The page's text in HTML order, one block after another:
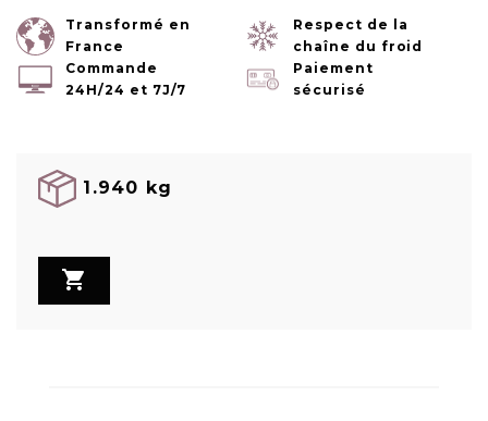
Transformé en
France
Respect de la
chaîne du froid
Commande
24H/24 et 7J/7
Paiement
sécurisé
1.940 kg
